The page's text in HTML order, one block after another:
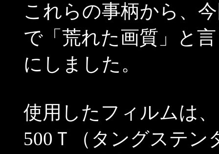
これらの事柄から、
で「荒れた画質」と
にしました。
使用したフィルムは
500Ｔ（タングステン